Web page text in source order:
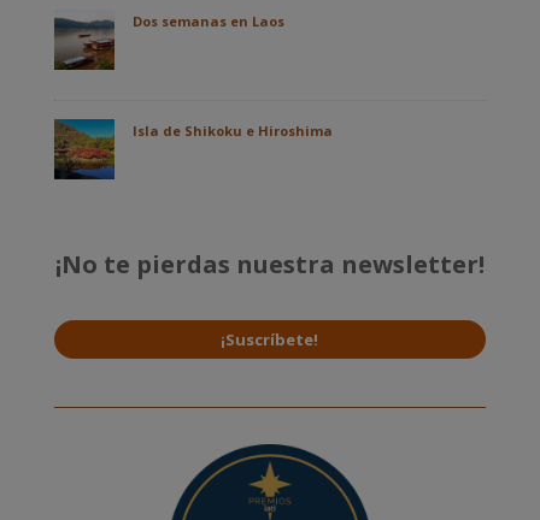
Dos semanas en Laos
Isla de Shikoku e Hiroshima
¡No te pierdas nuestra newsletter!
¡Suscríbete!